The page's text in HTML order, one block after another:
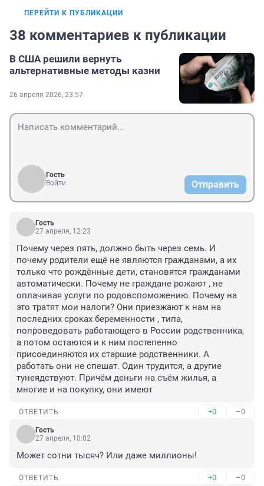
ПЕРЕЙТИ К ПУБЛИКАЦИИ
38 комментариев к публикации
В США решили вернуть
альтернативные методы казни
26 апреля 2026, 23:57
Гость
Войти
Отправить
Гость
27 апреля, 12:23
Почему через пять, должно быть через семь. И
почему родители ещё не являются гражданами, а их
только что рождённые дети, становятся гражданами
автоматически. Почему не граждане рожают , не
оплачивая услуги по родовспоможению. Почему на
это тратят мои налоги? Они приезжают к нам на
последних сроках беременности , типа,
попроведовать работающего в России родственника,
а потом остаются и к ним постепенно
присоединяются их старшие родственники. А
работать они не спешат. Один трудится, а другие
тунеядствуют. Причём деньги на съём жилья, а
многие и на покупку, они имеют
ОТВЕТИТЬ +0 –0
Гость
27 апреля, 10:02
Может сотни тысяч? Или даже миллионы!
ОТВЕТИТЬ +0 –0